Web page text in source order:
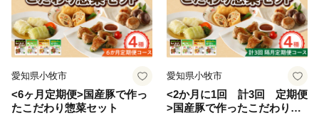
愛知県小牧市
<6ヶ月定期便>国産豚で作っ
たこだわり惣菜セット
愛知県小牧市
<2か月に1回 計3回 定期便
>国産豚で作ったこだわり惣